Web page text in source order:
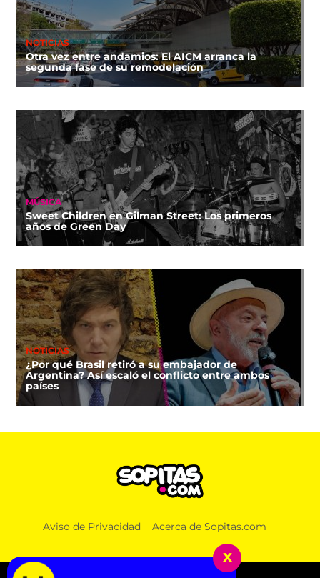
NOTICIAS
Otra vez entre andamios: El AICM arranca la
segunda fase de su remodelación
MÚSICA
Sweet Children en Gilman Street: Los primeros
años de Green Day
NOTICIAS
¿Por qué Brasil retiró a su embajador de
Argentina? Así escaló el conflicto entre ambos
países
Aviso de Privacidad Acerca de Sopitas.com
x